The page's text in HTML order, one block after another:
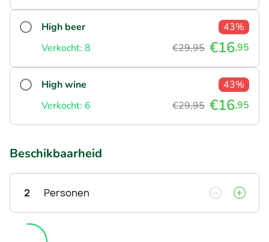
High beer
43%
Verkocht: 8
€29,95 €16,95
High wine
43%
Verkocht: 6
€29,95 €16,95
Beschikbaarheid
2 Personen